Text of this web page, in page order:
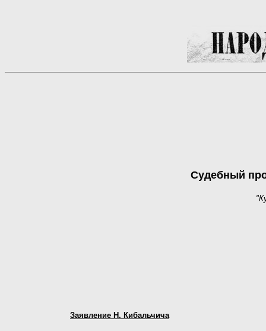
Судебный
Заявление Н. Кибальчича